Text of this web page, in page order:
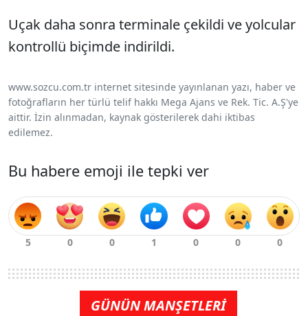
Uçak daha sonra terminale çekildi ve yolcular
kontrollü biçimde indirildi.
www.sozcu.com.tr internet sitesinde yayınlanan yazı, haber ve
fotoğrafların her türlü telif hakkı Mega Ajans ve Rek. Tic. A.Ş'ye
aittir. İzin alınmadan, kaynak gösterilerek dahi iktibas
edilemez.
Bu habere emoji ile tepki ver
GÜNÜN MANŞETLERİ